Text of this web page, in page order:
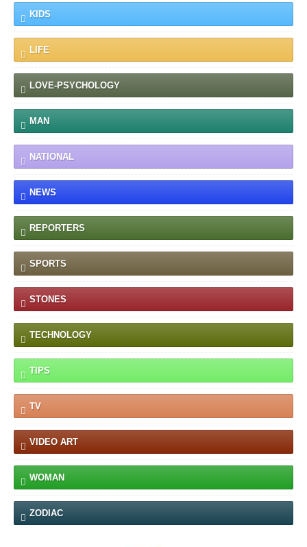
KIDS
LIFE
LOVE-PSYCHOLOGY
MAN
NATIONAL
NEWS
REPORTERS
SPORTS
STONES
TECHNOLOGY
TIPS
TV
VIDEO ART
WOMAN
ZODIAC